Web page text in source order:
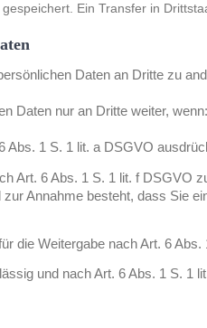
Ein Transfer in
Daten an Dritte zu
Daten nur an Dritte weiter, wenn:
Abs. 1 S. 1 lit. a DSGVO
Art. 6 Abs. 1 S. 1 lit. f DSGVO
zur Annahme besteht, dass Sie
die Weitergabe nach Art. 6
und nach Art. 6 Abs. 1 S. 1